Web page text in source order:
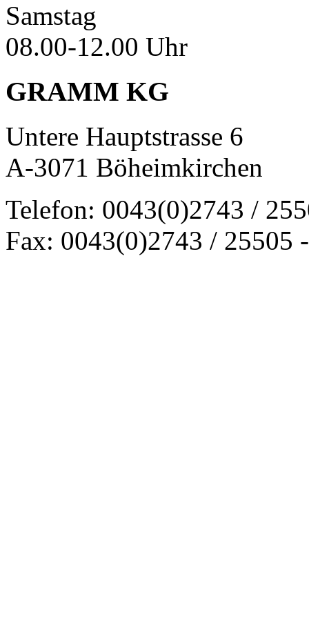
Samstag
08.00-12.00 Uhr
GRAMM KG
Untere Hauptstrasse 6
A-3071 Böheimkirchen
Telefon: 0043(0)2743 /
Fax: 0043(0)2743 / 25505